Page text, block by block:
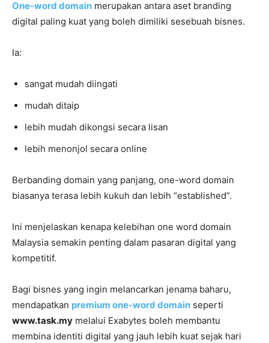
One-word domain merupakan antara aset branding
digital paling kuat yang boleh dimiliki sesebuah bisnes.
Ia:
sangat mudah diingati
mudah ditaip
lebih mudah dikongsi secara lisan
lebih menonjol secara online
Berbanding domain yang panjang, one-word domain
biasanya terasa lebih kukuh dan lebih “established”.
Ini menjelaskan kenapa kelebihan one word domain
Malaysia semakin penting dalam pasaran digital yang
kompetitif.
Bagi bisnes yang ingin melancarkan jenama baharu,
mendapatkan premium one-word domain seperti
www.task.my melalui Exabytes boleh membantu
membina identiti digital yang jauh lebih kuat sejak hari